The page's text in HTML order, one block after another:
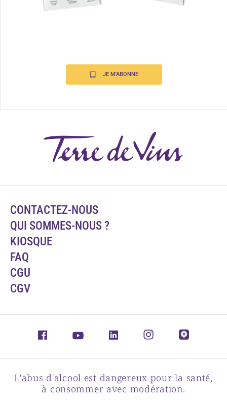
JE M'ABONNE
CONTACTEZ-NOUS
QUI SOMMES-NOUS ?
KIOSQUE
FAQ
CGU
CGV
L'abus d'alcool est dangereux pour la santé,
à consommer avec modération.